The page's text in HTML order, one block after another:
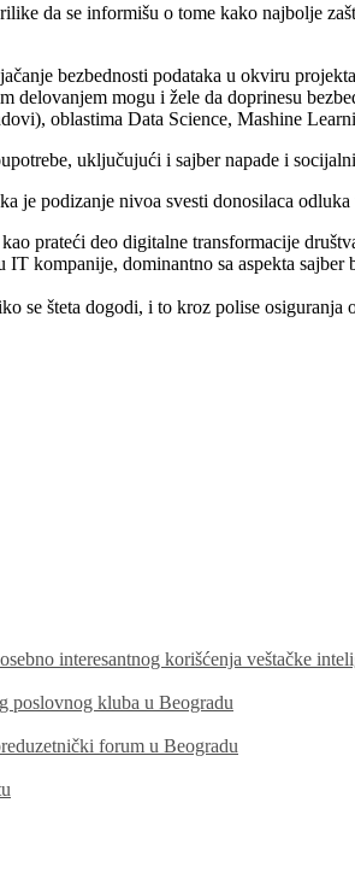
da se informišu o tome kako najbolje
bezbednosti podataka u okviru
delovanjem mogu i žele da doprinesu
oblastima Data Science, Mashine
uključujući i sajber napade i
je podizanje nivoa svesti donosilaca
prateći deo digitalne transformacije
kompanije, dominantno sa aspekta
se šteta dogodi, i to kroz polise
interesantnog korišćenja veštačke
poslovnog kluba u Beogradu
forum u Beogradu